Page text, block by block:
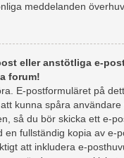
meddelanden
eller anstötliga e-
forum!
E-postformuläret på
kunna spåra användare
så du bör skicka ett e-
en fullständig kopia av e-
att inkludera e-